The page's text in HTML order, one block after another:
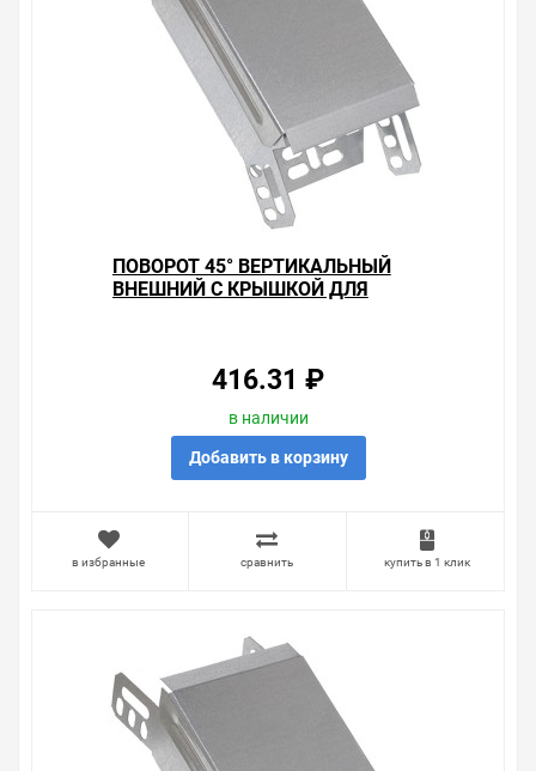
ПОВОРОТ 45° ВЕРТИКАЛЬНЫЙ
ВНЕШНИЙ С КРЫШКОЙ ДЛЯ
416.31 ₽
в наличии
Добавить в корзину
в избранные сравнить купить в 1 клик